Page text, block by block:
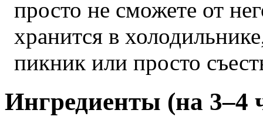
просто не сможете от
хранится в
пикник или просто
Ингредиенты (на 3–4